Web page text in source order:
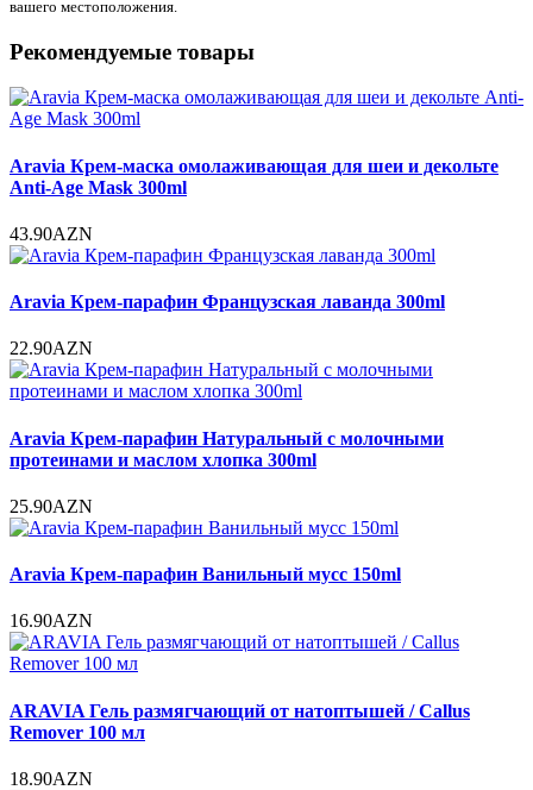
вашего местоположения.
Рекомендуемые товары
Aravia Крем-маска омолаживающая для шеи и декольте
Anti-Age Mask 300ml
43.90AZN
Aravia Крем-парафин Французская лаванда 300ml
22.90AZN
Aravia Крем-парафин Натуральный с молочными
протеинами и маслом хлопка 300ml
25.90AZN
Aravia Крем-парафин Ванильный мусс 150ml
16.90AZN
ARAVIA Гель размягчающий от натоптышей / Callus
Remover 100 мл
18.90AZN